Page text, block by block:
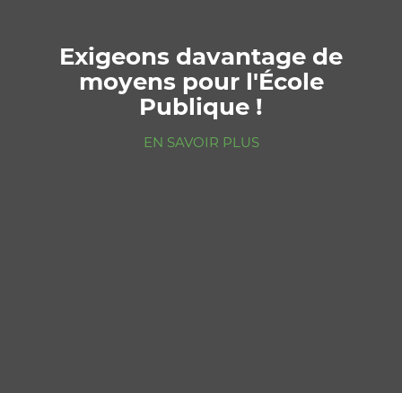
61è congrès départemental
FCPE 92
Exigeons davantage de
moyens pour l'École
Publique !
EN SAVOIR PLUS